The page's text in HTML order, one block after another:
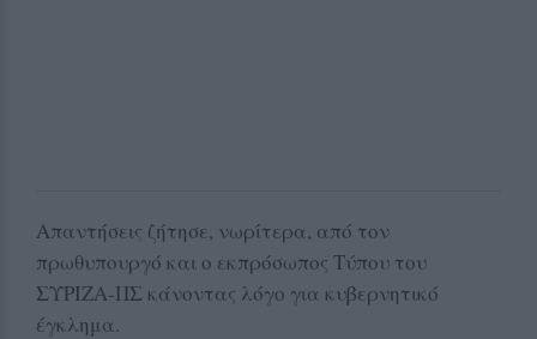
Απαντήσεις ζήτησε, νωρίτερα, από τον
πρωθυπουργό και ο εκπρόσωπος Τύπου του
ΣΥΡΙΖΑ-ΠΣ κάνοντας λόγο για κυβερνητικό
έγκλημα.